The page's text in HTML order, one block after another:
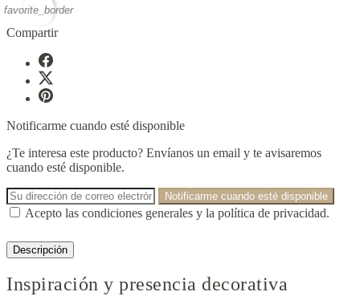
favorite_border
Compartir
Notificarme cuando esté disponible
¿Te interesa este producto? Envíanos un email y te avisaremos
cuando esté disponible.
Notificarme cuando esté disponible
Acepto las condiciones generales y la política de privacidad.
Descripción
Inspiración y presencia decorativa